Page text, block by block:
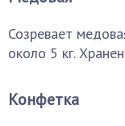
Созревает
около 5 кг.
Конфетка